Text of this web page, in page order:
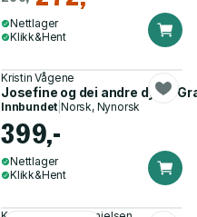
Nettlager
Klikk&Hent
Kristin Vågene
Josefine og dei andre dyra i
Innbundet |Norsk, Nynorsk
399,-
Nettlager
Klikk&Hent